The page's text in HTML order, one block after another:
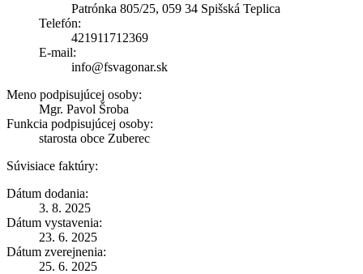
Patrónka 805/25, 059 34 Spišská Teplica
Telefón:
421911712369
E-mail:
info@fsvagonar.sk
Meno podpisujúcej osoby:
Mgr. Pavol Šroba
Funkcia podpisujúcej osoby:
starosta obce Zuberec
Súvisiace faktúry:
Dátum dodania:
3. 8. 2025
Dátum vystavenia:
23. 6. 2025
Dátum zverejnenia:
25. 6. 2025